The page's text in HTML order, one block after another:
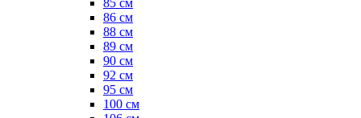
85 см
86 см
88 см
89 см
90 см
92 см
95 см
100 см